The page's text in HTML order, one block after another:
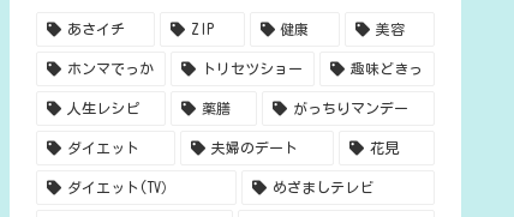
あさイチ ZIP 健康 美容
ホンマでっか トリセツショー 趣味どきっ
人生レシピ 薬膳 がっちりマンデー
ダイエット 夫婦のデート 花見
ダイエット(TV） めざましテレビ